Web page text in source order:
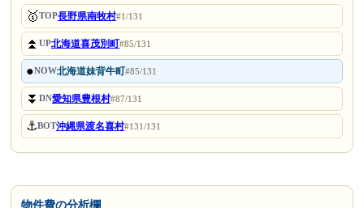
🥇TOP長野県南牧村#1/131
⏫UP北海道喜茂別町#85/131
●NOW北海道妹背牛町#85/131
⏬DN愛知県豊根村#87/131
⚓BOT沖縄県渡名喜村#131/131
物件費の分析欄